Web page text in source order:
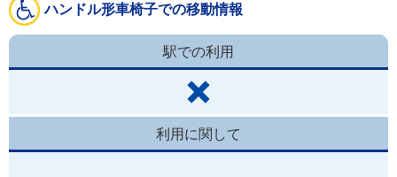
ハンドル形車椅子での移動情報
駅での利用
利用に関して